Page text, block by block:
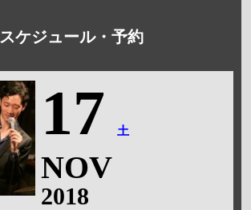
スケジュール・予約
17 土
NOV
2018